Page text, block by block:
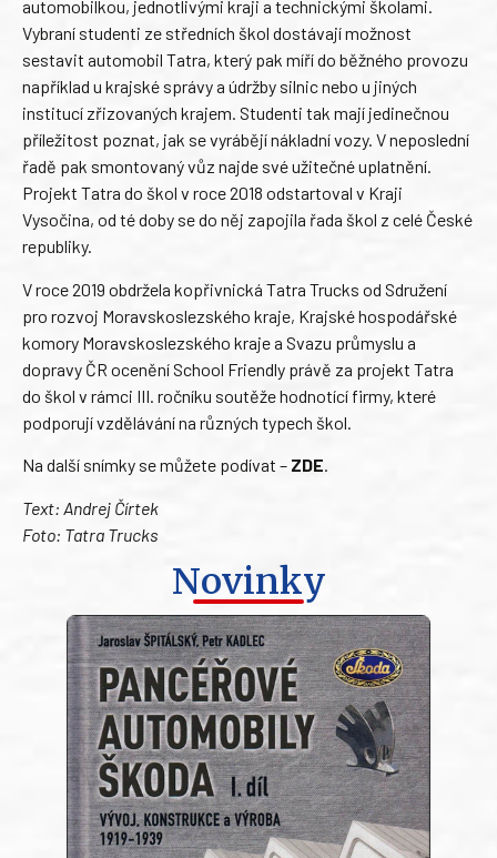
automobilkou, jednotlivými kraji a technickými školami.
Vybraní studenti ze středních škol dostávají možnost
sestavit automobil Tatra, který pak míří do běžného provozu
například u krajské správy a údržby silnic nebo u jiných
institucí zřizovaných krajem. Studenti tak mají jedinečnou
příležitost poznat, jak se vyrábějí nákladní vozy. V neposlední
řadě pak smontovaný vůz najde své užitečné uplatnění.
Projekt Tatra do škol v roce 2018 odstartoval v Kraji
Vysočina, od té doby se do něj zapojila řada škol z celé České
republiky.
V roce 2019 obdržela kopřivnická Tatra Trucks od Sdružení
pro rozvoj Moravskoslezského kraje, Krajské hospodářské
komory Moravskoslezského kraje a Svazu průmyslu a
dopravy ČR ocenění School Friendly právě za projekt Tatra
do škol v rámci III. ročníku soutěže hodnotící firmy, které
podporují vzdělávání na různých typech škol.
Na další snímky se můžete podívat – ZDE.
Text: Andrej Čírtek
Foto: Tatra Trucks
Novinky